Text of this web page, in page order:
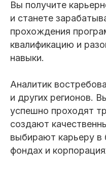
Вы получите
и станете
прохождения
квалификацию и
навыки.
Аналитик
и других регионов.
успешно проходят
создают
выбирают карьеру в
фондах и
Разбираюсь в основных
концепциях, используемых
данных, и умею применять
решения задач
с использованием
инструментов и функций в
задачи в Excel®, а также
приложения для анализа
и решения бизнес-задач
Работаю с базами данных:
обновление и анализ
создаю сложные запросы